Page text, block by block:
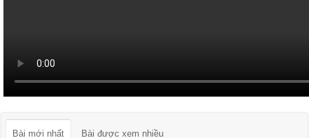
Bài mới nhất Bài được xem nhiều